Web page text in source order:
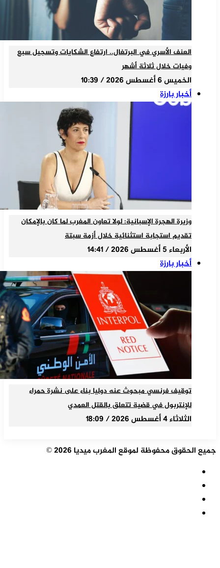
العنف الأسري في البرتغال.. ارتفاع الشكايات وتسجيل سبع
وفيات خلال ثلاثة أشهر
الخميس 6 أغسطس 2026 / 10:39
أخبار بارزة
وزيرة الهجرة الإسبانية: لولا تعاون المغرب لما كان بالإمكان
تقديم استجابة استثنائية خلال أزمة سبتة
الأربعاء 5 أغسطس 2026 / 14:41
أخبار بارزة
توقيف فرنسي مبحوث عنه دوليا بناء على نشرة حمراء
للإنتربول في قضية تتعلق بالقتل العمدي
الثلاثاء 4 أغسطس 2026 / 18:09
جميع الحقوق محفوظة لموقع المغرب ميديا 2026 ©